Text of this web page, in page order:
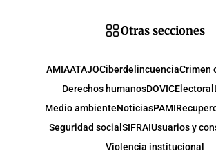
Otras secciones
AMIAATAJOCiberdelincuenciaCrimen
Derechos humanosDOVICElectoral
Medio ambienteNoticiasPAMI
Seguridad social SIFRAIUsuarios y
Violencia institucional